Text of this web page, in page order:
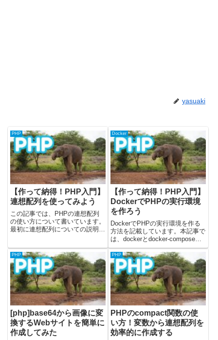
yasuaki
PHP
【作って納得！PHP入門】
連想配列を使ってみよう
この記事では、PHPの連想配列
の使い方について書いています。
最初に連想配列についての説明を
について学んでいきます。前回は
配列について記載しました。■こ
の記事の目標（作るもの）につ
い...
Docker
【作って納得！PHP入門】
DockerでPHPの実行環境
を作ろう
DockerでPHPの実行環境を作る
方法を記載しています。本記事で
は、dockerとdocker-composeコ
マンドを使用して、php, nginx,
mysql, phpMyAdminが入ってい
る環境を作成します。PHPの実
行環境につ...
PHP
[php]base64から画像に変
換するWebサイトを簡単に
作成してみた
PHP
PHPのcompact関数の使
い方！変数から連想配列を
効率的に作成する